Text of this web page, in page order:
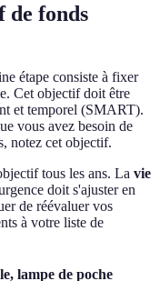
de fonds
étape consiste à fixer
Cet objectif doit être
et temporel (SMART).
vous avez besoin de
notez cet objectif.
tous les ans. La vie
doit s'ajuster en
de réévaluer vos
à votre liste de
lampe de poche